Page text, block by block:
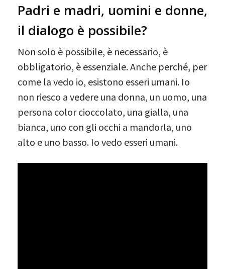
Padri e madri, uomini e donne,
il dialogo è possibile?
Non solo è possibile, è necessario, è
obbligatorio, è essenziale. Anche perché, per
come la vedo io, esistono esseri umani. Io
non riesco a vedere una donna, un uomo, una
persona color cioccolato, una gialla, una
bianca, uno con gli occhi a mandorla, uno
alto e uno basso. Io vedo esseri umani.